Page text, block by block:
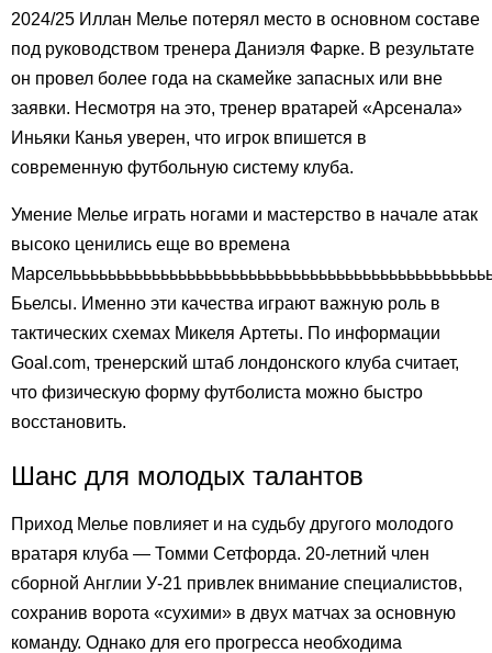
2024/25 Иллан Мелье потерял место в основном составе
под руководством тренера Даниэля Фарке. В результате
он провел более года на скамейке запасных или вне
заявки. Несмотря на это, тренер вратарей «Арсенала»
Иньяки Канья уверен, что игрок впишется в
современную футбольную систему клуба.
Умение Мелье играть ногами и мастерство в начале атак
высоко ценились еще во времена
Бьелсы. Именно эти качества играют важную роль в
тактических схемах Микеля Артеты. По информации
Goal.com, тренерский штаб лондонского клуба считает,
что физическую форму футболиста можно быстро
восстановить.
Шанс для молодых талантов
Приход Мелье повлияет и на судьбу другого молодого
вратаря клуба — Томми Сетфорда. 20-летний член
сборной Англии У-21 привлек внимание специалистов,
сохранив ворота «сухими» в двух матчах за основную
команду. Однако для его прогресса необходима